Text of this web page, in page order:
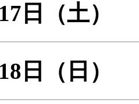
日 （土）
日 （日）